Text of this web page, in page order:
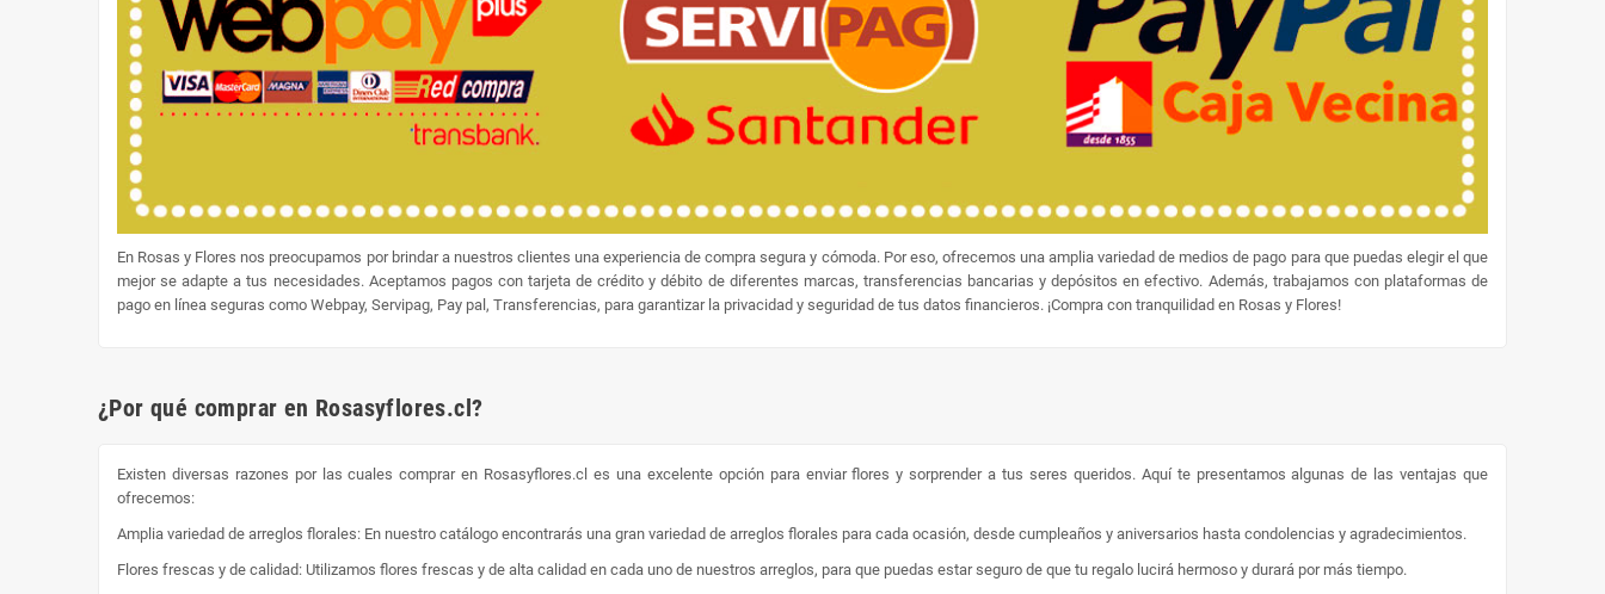
En Rosas y Flores nos preocupamos por brindar a nuestros clientes una experiencia de compra segura y cómoda. Por eso, ofrecemos una amplia variedad de medios de pago para que puedas elegir el que
mejor se adapte a tus necesidades. Aceptamos pagos con tarjeta de crédito y débito de diferentes marcas, transferencias bancarias y depósitos en efectivo. Además, trabajamos con plataformas de
pago en línea seguras como Webpay, Servipag, Pay pal, Transferencias, para garantizar la privacidad y seguridad de tus datos financieros. ¡Compra con tranquilidad en Rosas y Flores!
¿Por qué comprar en Rosasyflores.cl?
Existen diversas razones por las cuales comprar en Rosasyflores.cl es una excelente opción para enviar flores y sorprender a tus seres queridos. Aquí te presentamos algunas de las ventajas que
ofrecemos:
Amplia variedad de arreglos florales: En nuestro catálogo encontrarás una gran variedad de arreglos florales para cada ocasión, desde cumpleaños y aniversarios hasta condolencias y agradecimientos.
Flores frescas y de calidad: Utilizamos flores frescas y de alta calidad en cada uno de nuestros arreglos, para que puedas estar seguro de que tu regalo lucirá hermoso y durará por más tiempo.